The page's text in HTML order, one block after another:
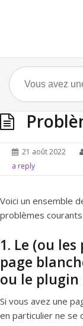
21 août 2022
a reply
Voici un ensemble
problèmes courants
1. Le (ou
page
ou le plugin
Si vous avez une
en particulier ne se